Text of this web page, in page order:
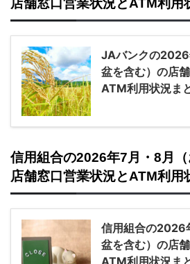
店舗窓口営業状況とATM利用
JAバンクの
盆を含む）の店
ATM利用状況ま
信用組合の2026年7月・8月
店舗窓口営業状況とATM利用
信用組合の2026
盆を含む）の店